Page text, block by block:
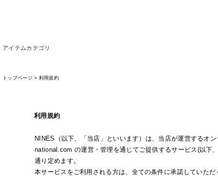
アイテムカテゴリ
トップページ > 利用規約
利用規約
NINES（以下、「当店」といいます）は、当店が運営するオ
national.com の運営・管理を通じてご提供するサービス(以下
通り定めます。
本サービスをご利用される方は、全ての条件に承諾していた